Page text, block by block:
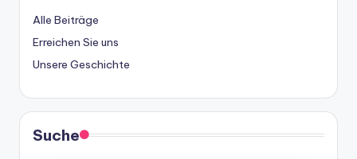
Alle Beiträge
Erreichen Sie uns
Unsere Geschichte
Suche